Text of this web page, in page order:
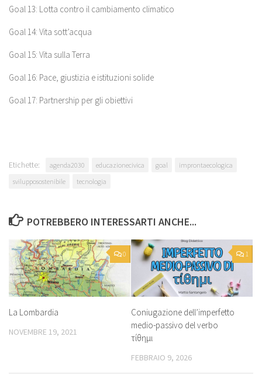
Goal 13: Lotta contro il cambiamento climatico
Goal 14: Vita sott’acqua
Goal 15: Vita sulla Terra
Goal 16: Pace, giustizia e istituzioni solide
Goal 17: Partnership per gli obiettivi
Etichette: agenda2030 educazionecivica goal
improntaecologica
svilupposostenibile
tecnologia
POTREBBERO INTERESSARTI ANCHE...
0
La Lombardia
NOVEMBRE 19, 2021
1
Coniugazione dell’imperfetto
medio-passivo del verbo
τίθημι
FEBBRAIO 9, 2026